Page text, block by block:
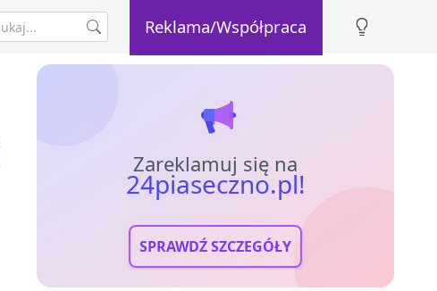
Reklama/Współpraca
Zareklamuj się na
24piaseczno.pl!
SPRAWDŹ SZCZEGÓŁY